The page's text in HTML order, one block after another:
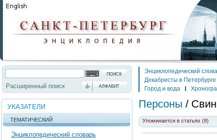
Расширенный поиск АЛФАВИТ
УКАЗАТЕЛИ
ТЕМАТИЧЕСКИЙ
Энциклопедический словарь
Энциклопедический
Декабристы в Петербурге
Город и вода
Персоны /
Упоминается в статьях (8)